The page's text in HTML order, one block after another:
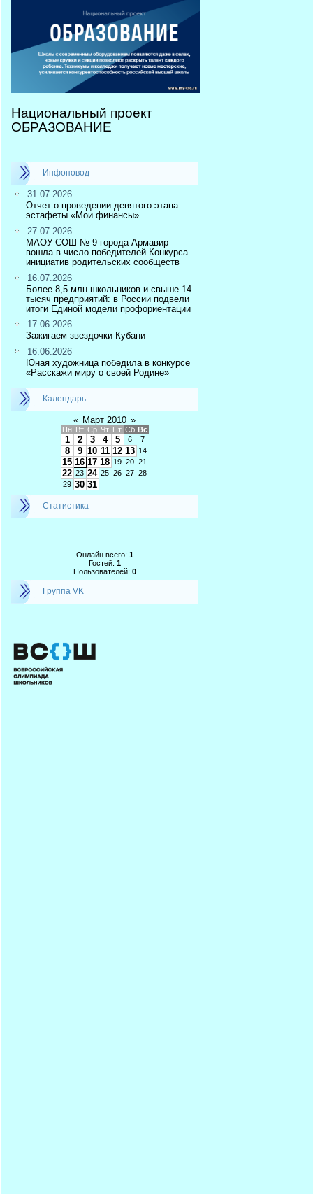
Национальный проект
ОБРАЗОВАНИЕ
Инфоповод
31.07.2026
Отчет о проведении девятого этапа
эстафеты «Мои финансы»
27.07.2026
МАОУ СОШ № 9 города Армавир
вошла в число победителей Конкурса
инициатив родительских сообществ
16.07.2026
Более 8,5 млн школьников и свыше 14
тысяч предприятий: в России подвели
итоги Единой модели профориентации
17.06.2026
Зажигаем звездочки Кубани
16.06.2026
Юная художница победила в конкурсе
«Расскажи миру о своей Родине»
Календарь
« Март 2010 »
Пн Вт Ср Чт Пт Сб Вс
1 2 3 4 5 6 7
8 9 10 11 12 13 14
15 16 17 18 19 20 21
22 23 24 25 26 27 28
29 30 31
Статистика
Онлайн всего: 1
Гостей: 1
Пользователей: 0
Группа VK